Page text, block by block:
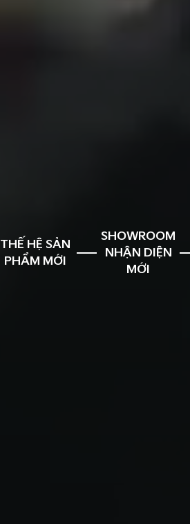
THẾ HỆ SẢN
PHẨM MỚI
SHOWROOM
NHẬN DIỆN
MỚI